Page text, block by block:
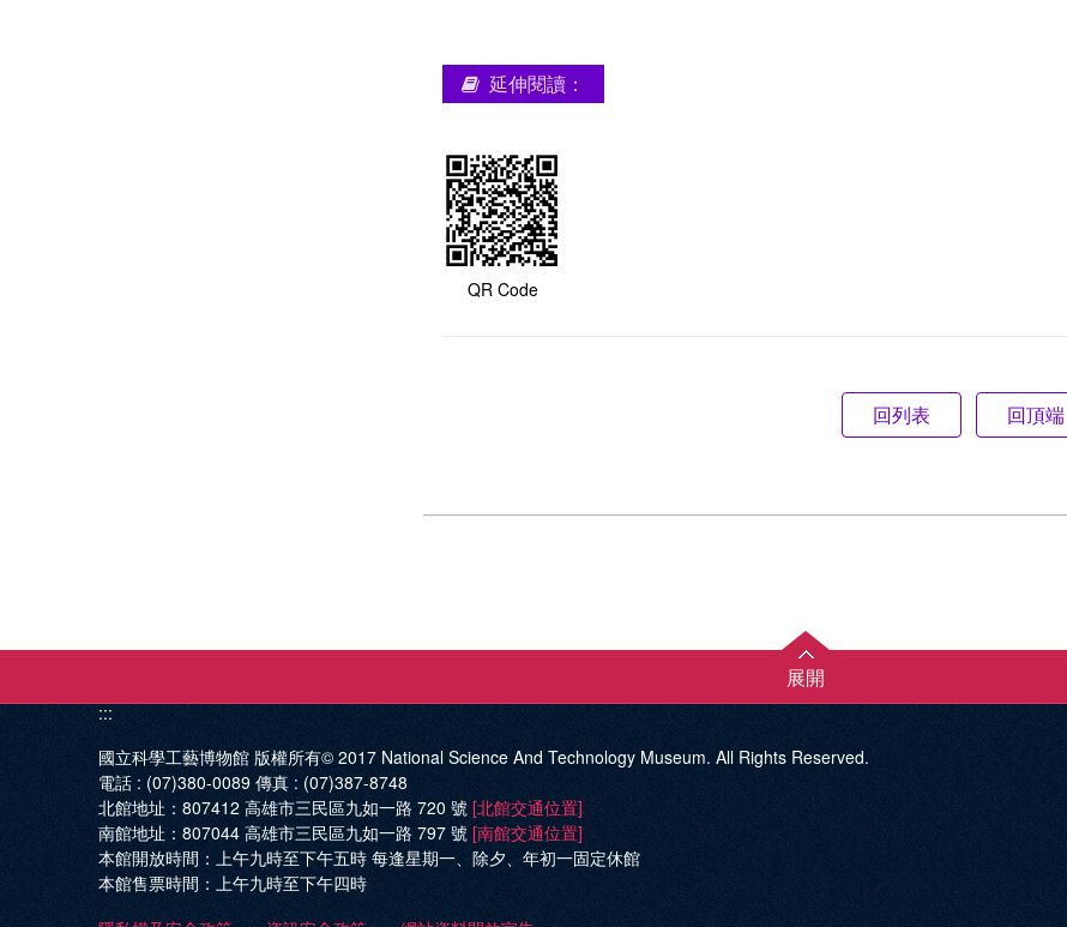
延伸閱讀：
QR Code
回頂端
展開
:::
國立科學工藝博物館 版權所有© 2017 National Science And Technology Museum. All Rights Reserved.
電話 : (07)380-0089 傳真 : (07)387-8748
北館地址： 807412 高雄市三民區九如一路 720 號 [北館交通位置]
南館地址： 807044 高雄市三民區九如一路 797 號 [南館交通位置]
本館開放時間： 上午九時至下午五時 每逢星期一、除夕、年初一固定休館
本館售票時間： 上午九時至下午四時